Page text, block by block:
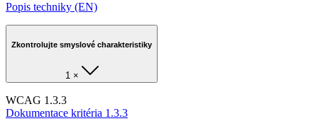
Popis techniky (EN)
Zkontrolujte smyslové charakteristiky
1 ×
WCAG 1.3.3
Dokumentace kritéria 1.3.3